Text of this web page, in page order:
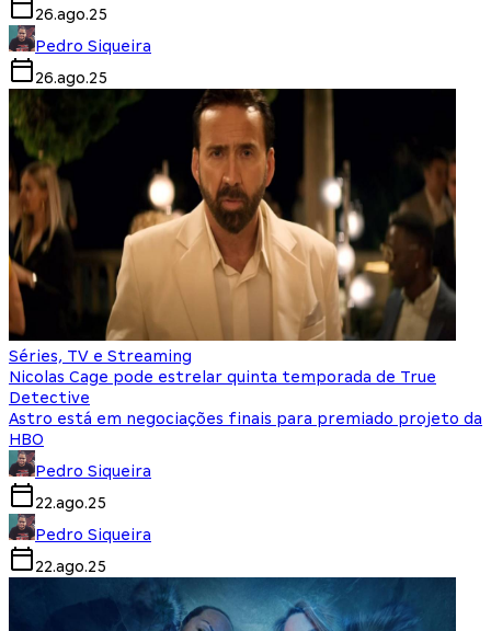
26.ago.25
Pedro Siqueira
26.ago.25
Séries, TV e Streaming
Nicolas Cage pode estrelar quinta temporada de True
Detective
Astro está em negociações finais para premiado projeto da
HBO
Pedro Siqueira
22.ago.25
Pedro Siqueira
22.ago.25